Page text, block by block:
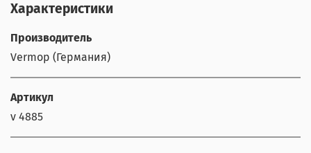
Характеристики
Производитель
Vermop (Германия)
Артикул
v 4885